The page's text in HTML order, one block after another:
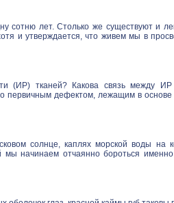
сотню лет. Столько же существуют и
и утверждается, что живем мы в
(ИР) тканей? Какова связь между
первичным дефектом, лежащим в основе
солнце, каплях морской воды на
мы начинаем отчаянно бороться